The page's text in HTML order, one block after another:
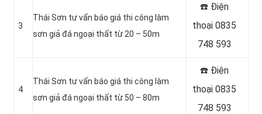
3
Thái Sơn tư vấn báo giá thi công làm
sơn giả đá ngoại thất từ 20 – 50m
☎️ Điện
thoại 0835
748 593
4
Thái Sơn tư vấn báo giá thi công làm
sơn giả đá ngoại thất từ 50 – 80m
☎️ Điện
thoại 0835
748 593